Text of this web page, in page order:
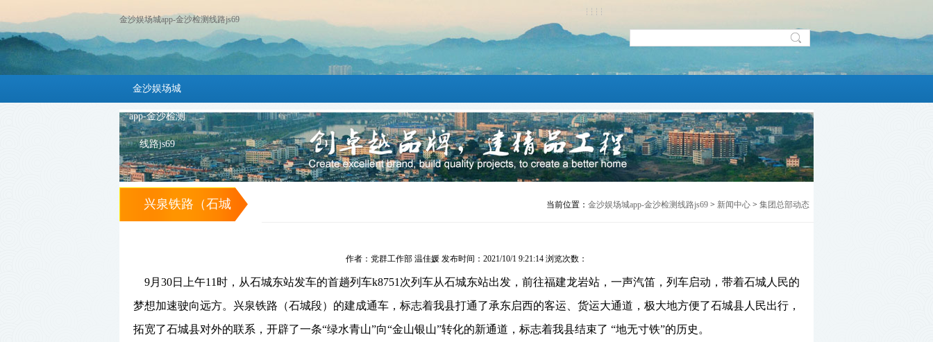
金沙娱场城app-金沙检测线路js69
金沙娱场城
app-金沙检测
线路js69
兴泉铁路（石城
历史 -金沙娱场城
当前位置： 金沙娱场城app-金沙检测线路js69 > 新闻中心 > 集团总部动态
作者：党群工作部 温佳媛 发布时间：2021/10/1 9:21:14 浏览次数：
9月 30日上午11 时，从石城东站发车的首趟列车k8751 次列车从石城东站出发，前往福建龙岩站，一声汽笛，列车启动，带着石城人民的
梦想加速驶向远方。兴泉铁路（石城段）的建成通车，标志着我县打通了承东启西的客运、货运大通道，极大地方便了石城县人民出行，
拓宽了石城县对外的联系，开辟了一条“绿水青山”向“金山银山”转化的新通道，标志着我县结束了 “地无寸铁”的历史。